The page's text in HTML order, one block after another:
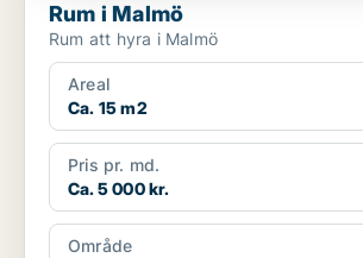
Rum i Malmö
Rum att hyra i Malmö
Areal
Ca. 15 m2
Pris pr. md.
Ca. 5 000 kr.
Område